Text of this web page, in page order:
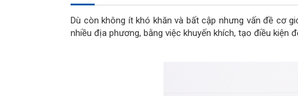
Dù còn không ít khó khăn và bất cập nhưng vấn đề cơ
nhiều địa phương, bằng việc khuyến khích, tạo điều